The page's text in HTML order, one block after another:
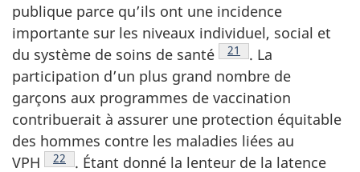
publique parce qu’ils ont une incidence
importante sur les niveaux individuel, social et
du système de soins de santé Note de bas de page
21 . La
participation d’un plus grand nombre de
garçons aux programmes de vaccination
contribuerait à assurer une protection équitable
des hommes contre les maladies liées au
VPH
Note de bas de page
22 . Étant donné la lenteur de la latence